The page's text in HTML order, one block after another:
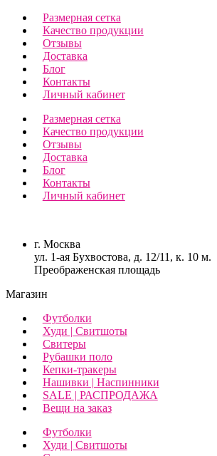
Размерная сетка
Качество продукции
Отзывы
Доставка
Блог
Контакты
Личный кабинет
Размерная сетка
Качество продукции
Отзывы
Доставка
Блог
Контакты
Личный кабинет
г. Москва
ул. 1-ая Бухвостова, д. 12/11, к. 10 м.
Преображенская площадь
Магазин
Футболки
Худи | Свитшоты
Свитеры
Рубашки поло
Кепки-тракеры
Нашивки | Наспинники
SALE | РАСПРОДАЖА
Вещи на заказ
Футболки
Худи | Свитшоты